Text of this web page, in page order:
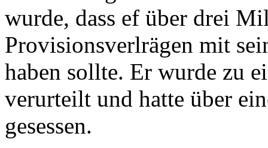
wurde, dass ef über drei
Provisionsverlrägen mit
haben sollte. Er wurde zu
verurteilt und hatte über
gesessen.